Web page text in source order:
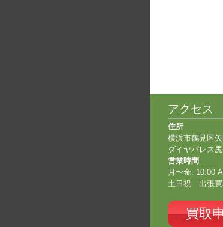
アクセス
住所
横浜市鶴見区
ダイヤパレス
営業時間
月〜金: 10:00
土日祝 出張買
買取